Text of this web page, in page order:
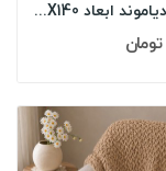
شال مبل دیاموند ابعاد 180X140 رنگ: GRI